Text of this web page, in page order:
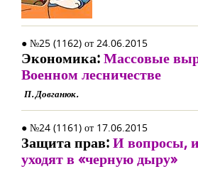
● №25 (1162) от 24.06.2015
Экономика:Массовые
Военном лесничестве
П. Довганюк.
● №24 (1161) от 17.06.2015
Защита прав:И вопросы,
уходят в «черную дыру»